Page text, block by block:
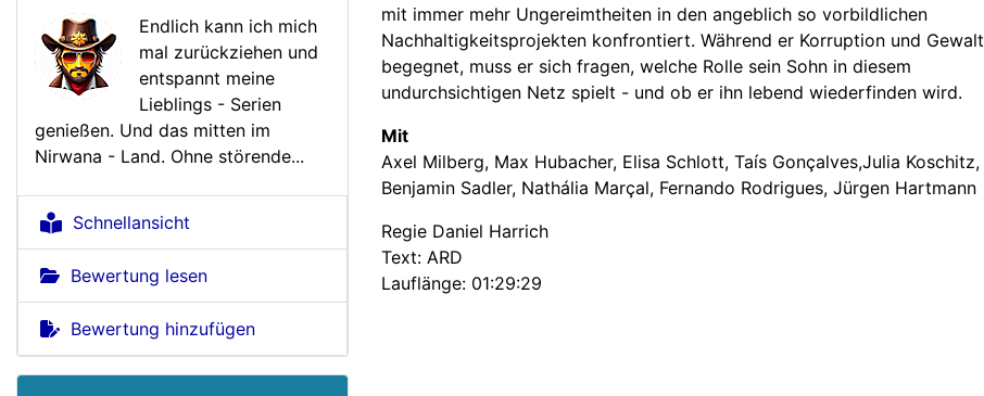
Endlich kann ich mich
mal zurückziehen und
entspannt meine
Lieblings - Serien
genießen. Und das mitten im
Nirwana - Land. Ohne störende...
Schnellansicht
Bewertung lesen
Bewertung hinzufügen
mit immer mehr Ungereimtheiten in den angeblich so vorbildlichen
Nachhaltigkeitsprojekten konfrontiert. Während er Korruption und Gewalt
begegnet, muss er sich fragen, welche Rolle sein Sohn in diesem
undurchsichtigen Netz spielt - und ob er ihn lebend wiederfinden wird.
Mit
Axel Milberg, Max Hubacher, Elisa Schlott, Taís Gonçalves,Julia Koschitz,
Benjamin Sadler, Nathália Marçal, Fernando Rodrigues, Jürgen Hartmann
Regie Daniel Harrich
Text: ARD
Lauflänge: 01:29:29